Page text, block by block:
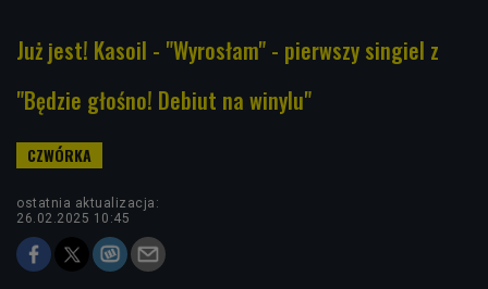
Już jest! Kasoil - "Wyrosłam" - pierwszy singiel z
"Będzie głośno! Debiut na winylu"
ostatnia aktualizacja:
26.02.2025 10:45